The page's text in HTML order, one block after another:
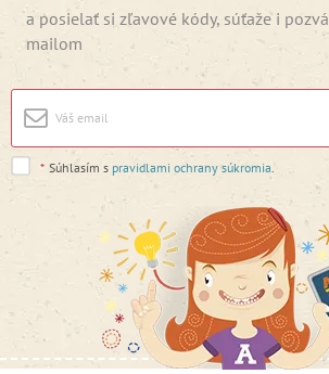
a posielať si zľavové kódy, súťaže i
mailom
* Súhlasím s pravidlami ochrany súkromia